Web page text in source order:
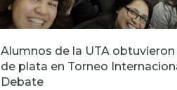
Alumnos de la UTA
de plata en Torneo
Debate